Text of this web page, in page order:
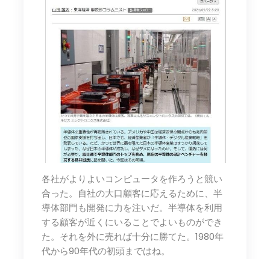
各社がよりよいコンピュータを作ろうと競い
合った。自社の大口顧客に応えるために、半
導体部門も開発に力を注いだ。半導体を利用
する顧客が近くにいることでよいものができ
た。それを外に売れば十分に勝てた。1980年
代から90年代の初頭まではね。